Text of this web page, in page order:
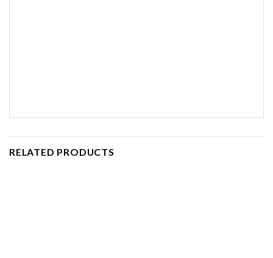
RELATED PRODUCTS